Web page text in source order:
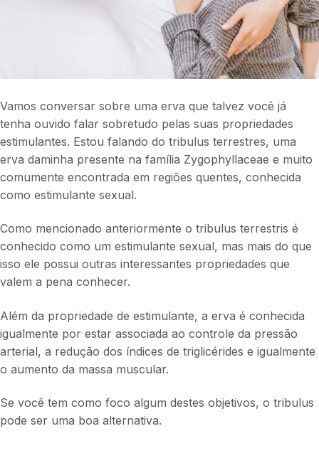
Vamos conversar sobre uma erva que talvez você já
tenha ouvido falar sobretudo pelas suas propriedades
estimulantes. Estou falando do tribulus terrestres, uma
erva daminha presente na família Zygophyllaceae e muito
comumente encontrada em regiões quentes, conhecida
como estimulante sexual.
Como mencionado anteriormente o tribulus terrestris é
conhecido como um estimulante sexual, mas mais do que
isso ele possui outras interessantes propriedades que
valem a pena conhecer.
Além da propriedade de estimulante, a erva é conhecida
igualmente por estar associada ao controle da pressão
arterial, a redução dos índices de triglicérides e igualmente
o aumento da massa muscular.
Se você tem como foco algum destes objetivos, o tribulus
pode ser uma boa alternativa.